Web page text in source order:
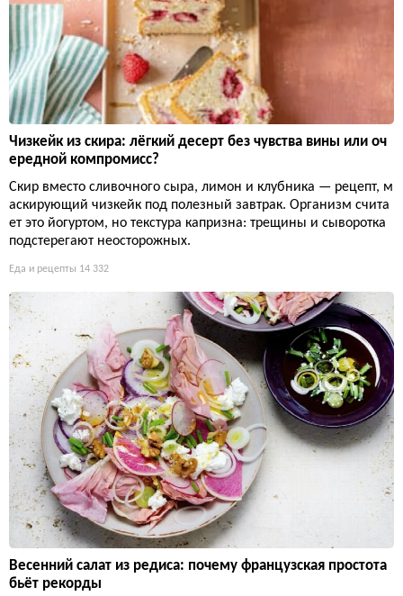
Чизкейк из скира: лёгкий десерт без чувства вины или оч
ередной компромисс?
Скир вместо сливочного сыра, лимон и клубника — рецепт, м
аскирующий чизкейк под полезный завтрак. Организм счита
ет это йогуртом, но текстура капризна: трещины и сыворотка
подстерегают неосторожных.
Еда и рецепты 14 332
Весенний салат из редиса: почему французская простота
бьёт рекорды